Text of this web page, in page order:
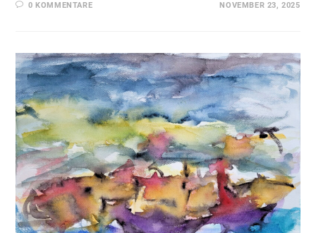
0 KOMMENTARE NOVEMBER 23, 2025